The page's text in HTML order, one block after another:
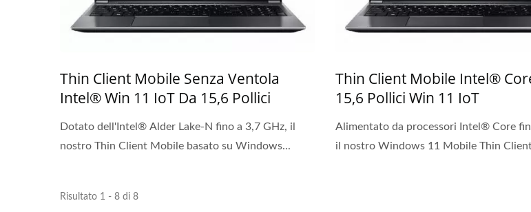
Thin Client Mobile Senza Ventola
Intel® Win 11 IoT Da 15,6 Pollici
Dotato dell'Intel® Alder Lake-N fino a 3,7 GHz, il
nostro Thin Client Mobile basato su Windows...
Thin Client Mobile Intel®
15,6 Pollici Win 11 IoT
Alimentato da processori Intel® Core
il nostro Windows 11 Mobile Thin
Risultato 1 - 8 di 8